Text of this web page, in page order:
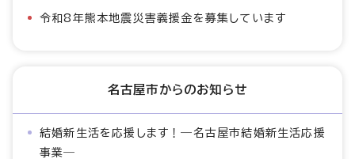
令和8年熊本地震災害義援金を募集しています
名古屋市からのお知らせ
結婚新生活を応援します！―名古屋市結婚新生活応援
事業―